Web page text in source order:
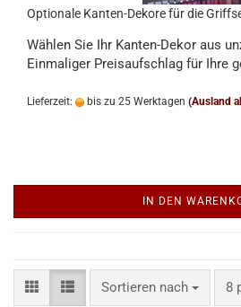
Optionale Kanten-Dekore für die
Wählen Sie Ihr Kanten-Dekor aus
Einmaliger Preisaufschlag für Ihre
Lieferzeit: bis zu 25 Werktagen (Ausland
IN DEN
Sortieren nach
Sortieren nach 8